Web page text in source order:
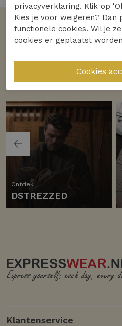
Volgens jullie
De favoriete merken
Bekijk alle merken
Ontdek
DSTREZZED
Klantenservice
privacyverklaring. Klik op
Kies je voor weigeren? Dan
functionele cookies. Wil je
cookies er geplaatst